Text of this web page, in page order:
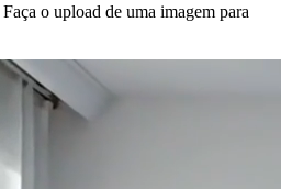
o upload de uma imagem para